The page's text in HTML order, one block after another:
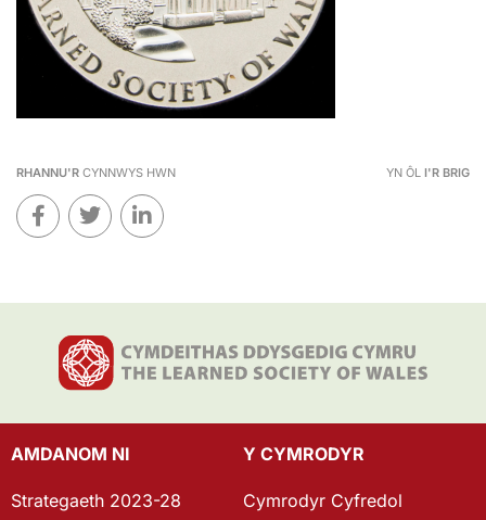
RHANNU'R CYNNWYS HWN YN ÔL I'R BRIG
AMDANOM NI
Strategaeth 2023-28
Y CYMRODYR
Cymrodyr Cyfredol